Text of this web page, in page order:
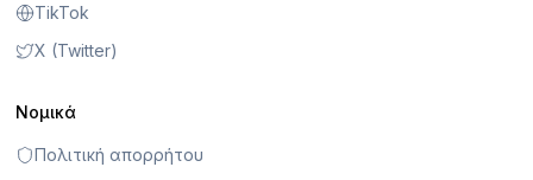
TikTok
X (Twitter)
Νομικά
Πολιτική απορρήτου